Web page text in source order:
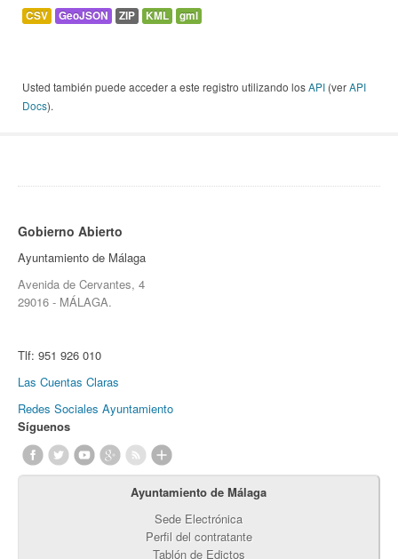
CSV GeoJSON ZIP KML gml
Usted también puede acceder a este registro utilizando losAPI (verAPI
Docs).
Gobierno Abierto
Ayuntamiento de Málaga
Avenida de Cervantes, 4
29016 - MÁLAGA.
Tlf: 951 926 010
Las Cuentas Claras
Redes Sociales Ayuntamiento
Síguenos
Ayuntamiento de Málaga
Sede Electrónica
Perfil del contratante
Tablón de Edictos